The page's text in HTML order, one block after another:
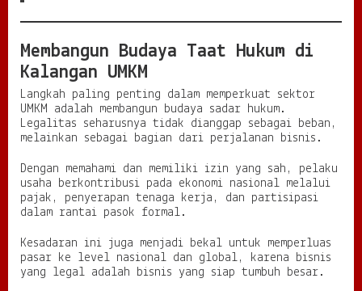
Membangun Budaya Taat Hukum di
Kalangan UMKM
Langkah paling penting dalam memperkuat sektor
UMKM adalah membangun budaya sadar hukum.
Legalitas seharusnya tidak dianggap sebagai beban,
melainkan sebagai bagian dari perjalanan bisnis.
Dengan memahami dan memiliki izin yang sah, pelaku
usaha berkontribusi pada ekonomi nasional melalui
pajak, penyerapan tenaga kerja, dan partisipasi
dalam rantai pasok formal.
Kesadaran ini juga menjadi bekal untuk memperluas
pasar ke level nasional dan global, karena bisnis
yang legal adalah bisnis yang siap tumbuh besar.